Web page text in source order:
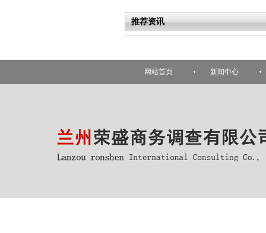
推荐资讯
网站首页 新闻中心